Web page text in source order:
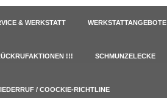
& WERKSTATT WERKSTATTANGEBOTE
!!! SCHMUNZELECKE
/ COOCKIE-RICHTLINE